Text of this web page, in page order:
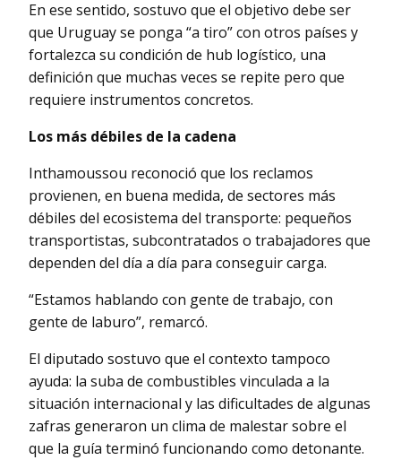
En ese sentido, sostuvo que el objetivo debe ser
que Uruguay se ponga “a tiro” con otros países y
fortalezca su condición de hub logístico, una
definición que muchas veces se repite pero que
requiere instrumentos concretos.
Los más débiles de la cadena
Inthamoussou reconoció que los reclamos
provienen, en buena medida, de sectores más
débiles del ecosistema del transporte: pequeños
transportistas, subcontratados o trabajadores que
dependen del día a día para conseguir carga.
“Estamos hablando con gente de trabajo, con
gente de laburo”, remarcó.
El diputado sostuvo que el contexto tampoco
ayuda: la suba de combustibles vinculada a la
situación internacional y las dificultades de algunas
zafras generaron un clima de malestar sobre el
que la guía terminó funcionando como detonante.